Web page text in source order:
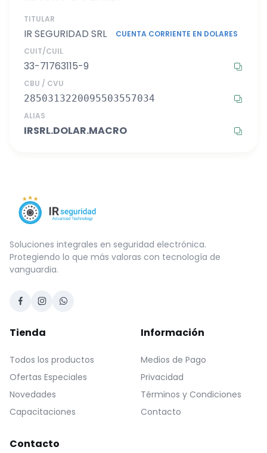
TITULAR
IR SEGURIDAD SRL
CUENTA CORRIENTE EN DOLARES
CUIT/CUIL
33-71763115-9
CBU / CVU
2850313220095503557034
ALIAS
IRSRL.DOLAR.MACRO
Soluciones integrales en seguridad electrónica.
Protegiendo lo que más valoras con tecnología de
vanguardia.
Tienda
Todos los productos
Ofertas Especiales
Novedades
Capacitaciones
Información
Medios de Pago
Privacidad
Términos y Condiciones
Contacto
Contacto